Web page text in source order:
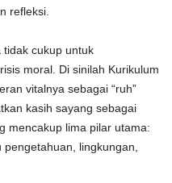
refleksi.
tidak cukup untuk
moral. Di sinilah Kurikulum
vitalnya sebagai “ruh”
kasih sayang sebagai
mencakup lima pilar utama:
lingkungan,